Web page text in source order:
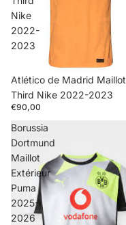
Nike
2022-
2023
Atlético de Madrid Maillot
Third Nike 2022-2023
€90,00
Borussia
Dortmund
Maillot
Extérieur
Puma
2025-
2026